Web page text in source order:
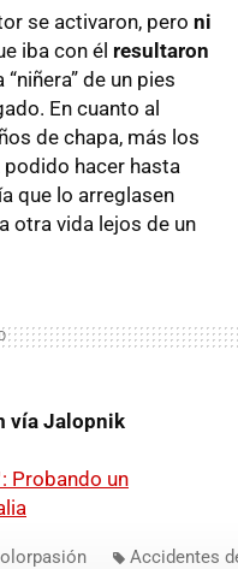
se activaron, pero ni
iba con él resultaron
de un pies
En cuanto al
de chapa, más los
hacer hasta
que lo arreglasen
otra vida lejos de un
vía Jalopnik
Probando un
Accidentes